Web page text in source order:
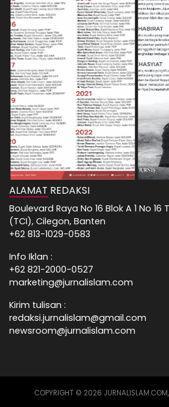
ALAMAT REDAKSI
Boulevard Raya No 16 Blok A 1 No
(TCI), Cilegon, Banten
+62 813-1029-0583
Info Iklan :
+62 821-2000-0527
marketing@jurnalislam.com
Kirim tulisan :
redaksi.jurnalislam@gmail.com
newsroom@jurnalislam.com
COPYRIGHT © 2026 JURNALISLAM.COM,